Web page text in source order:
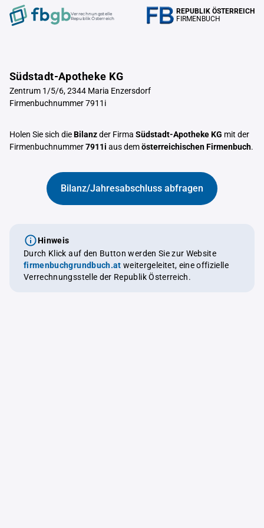
Verrechnungstelle
Republik Österreich
REPUBLIK ÖSTERREICH
FIRMENBUCH
Südstadt-Apotheke KG
Zentrum 1/5/6, 2344 Maria Enzersdorf
Firmenbuchnummer 7911i
Holen Sie sich dieBilanzder Firma Südstadt-Apotheke KG mit der
Firmenbuchnummer7911i aus demösterreichischen Firmenbuch.
Bilanz/Jahresabschluss abfragen
Hinweis
Durch Klick auf den Button werden Sie zur Website
firmenbuchgrundbuch.at weitergeleitet, eine offizielle
Verrechnungsstelle der Republik Österreich.